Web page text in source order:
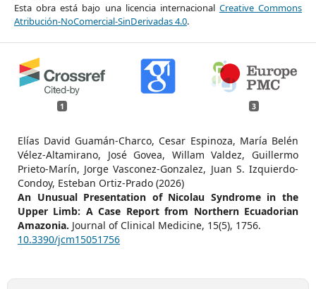
Esta obra está bajo una licencia internacional Creative Commons
Atribución-NoComercial-SinDerivadas 4.0.
1 3
Elías David Guamán-Charco, Cesar Espinoza, María Belén
Vélez-Altamirano, José Govea, Willam Valdez, Guillermo
Prieto-Marín, Jorge Vasconez-Gonzalez, Juan S. Izquierdo-
Condoy, Esteban Ortiz-Prado (2026)
An Unusual Presentation of Nicolau Syndrome in the
Upper Limb: A Case Report from Northern Ecuadorian
Amazonia. Journal of Clinical Medicine, 15(5), 1756.
10.3390/jcm15051756